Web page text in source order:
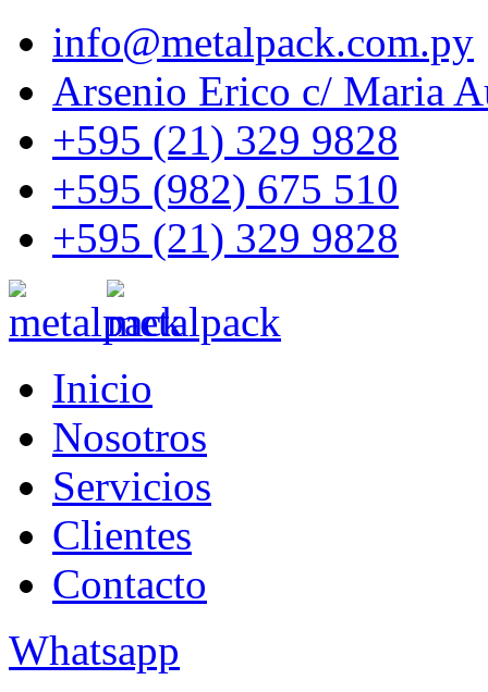
info@metalpack.com.py
Arsenio Erico c/ Maria
+595 (21) 329 9828
+595 (982) 675 510
+595 (21) 329 9828
Inicio
Nosotros
Servicios
Clientes
Contacto
Whatsapp